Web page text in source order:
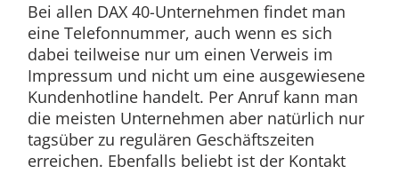
Bei allen DAX 40-Unternehmen findet man
eine Telefonnummer, auch wenn es sich
dabei teilweise nur um einen Verweis im
Impressum und nicht um eine ausgewiesene
Kundenhotline handelt. Per Anruf kann man
die meisten Unternehmen aber natürlich nur
tagsüber zu regulären Geschäftszeiten
erreichen. Ebenfalls beliebt ist der Kontakt